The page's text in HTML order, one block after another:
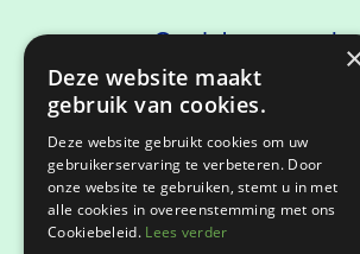
Ontdek onze
Kennismaken
Privacyverklaring
Deze website maakt
gebruik van cookies.
Deze website gebruikt cookies om uw
gebruikerservaring te verbeteren. Door
onze website te gebruiken, stemt u in met
alle cookies in overeenstemming met ons
Cookiebeleid. Lees verder